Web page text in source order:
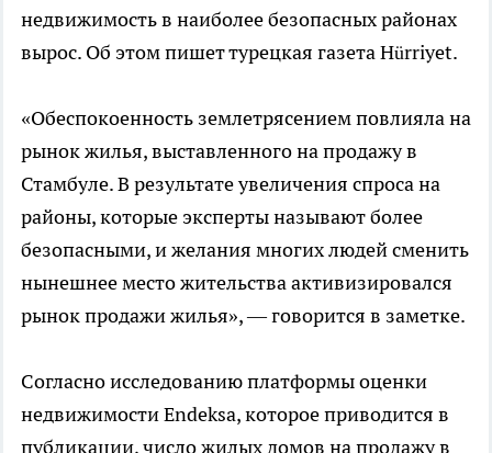
недвижимость в наиболее безопасных районах
вырос. Об этом пишет турецкая газета Hürriyet.
«Обеспокоенность землетрясением повлияла на
рынок жилья, выставленного на продажу в
Стамбуле. В результате увеличения спроса на
районы, которые эксперты называют более
безопасными, и желания многих людей сменить
нынешнее место жительства активизировался
рынок продажи жилья», — говорится в заметке.
Согласно исследованию платформы оценки
недвижимости Endeksa, которое приводится в
публикации, число жилых домов на продажу в